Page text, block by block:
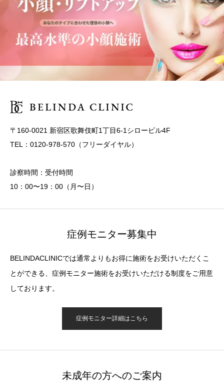
〒160-0021 新宿区歌舞伎町1丁目6-1シロービル4F
TEL：0120-978-570（フリーダイヤル）
診察時間：受付時間
10：00〜19：00（月〜日）
症例モニター募集中
BELINDACLINICでは通常よりもお得に施術をお受けいただくこ
とができる、症例モニター施術をお受けいただける制度をご用意
しております。
症例モニター詳細はこちら
未成年の方へのご案内